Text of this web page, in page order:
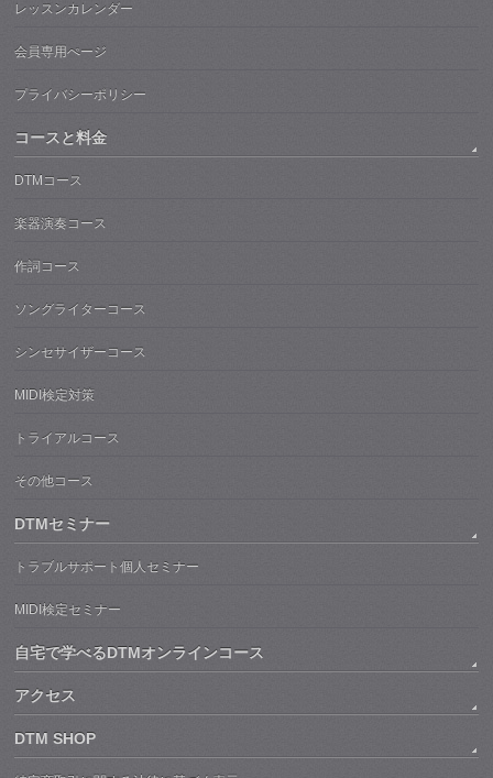
レッスンカレンダー
会員専用ぺージ
プライバシーポリシー
コースと料金
DTMコース
楽器演奏コース
作詞コース
ソングライターコース
シンセサイザーコース
MIDI検定対策
トライアルコース
その他コース
DTMセミナー
トラブルサポート個人セミナー
MIDI検定セミナー
自宅で学べるDTMオンラインコース
アクセス
DTM SHOP